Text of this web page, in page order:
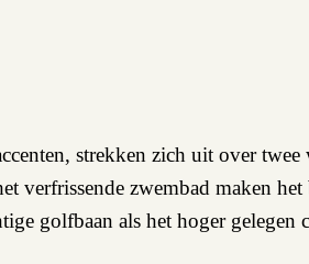
strekken zich uit over
verfrissende zwembad maken
golfbaan als het hoger gelegen